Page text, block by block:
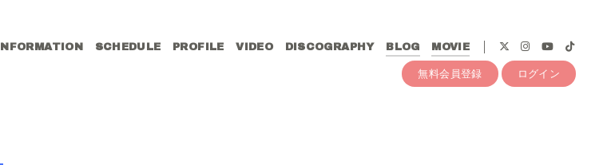
INFORMATION SCHEDULE PROFILE VIDEO DISCOGRAPHY BLOG MOVIE
無料会員登録 ログイン